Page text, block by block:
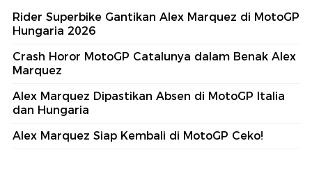
Rider Superbike Gantikan Alex Marquez di MotoGP
Hungaria 2026
Crash Horor MotoGP Catalunya dalam Benak Alex
Marquez
Alex Marquez Dipastikan Absen di MotoGP Italia
dan Hungaria
Alex Marquez Siap Kembali di MotoGP Ceko!